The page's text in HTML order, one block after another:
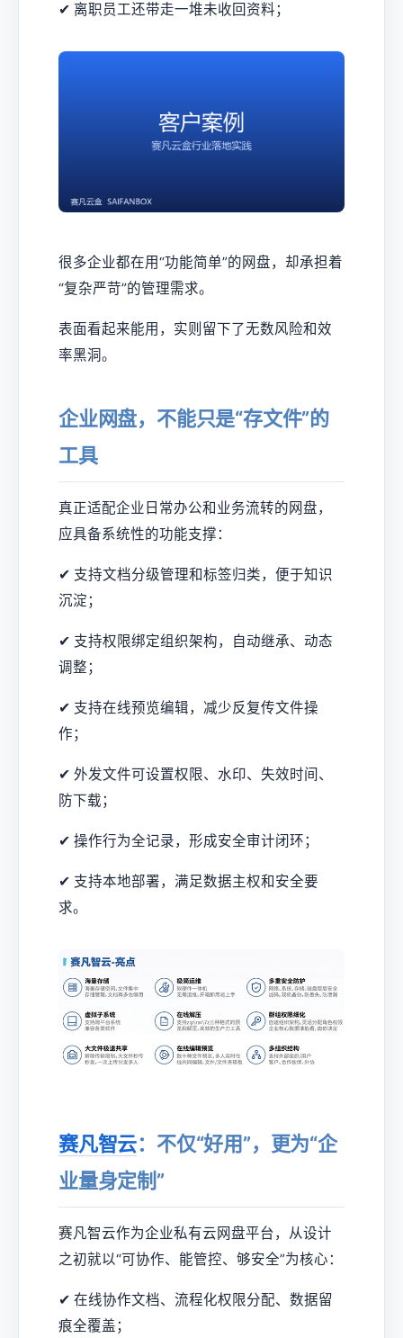
✔ 离职员工还带走一堆未收回资料；
很多企业都在用“功能简单”的网盘，却承担着
“复杂严苛”的管理需求。
表面看起来能用，实则留下了无数风险和效
率黑洞。
企业网盘，不能只是“存文件”的
工具
真正适配企业日常办公和业务流转的网盘，
应具备系统性的功能支撑：
✔ 支持文档分级管理和标签归类，便于知识
沉淀；
✔ 支持权限绑定组织架构，自动继承、动态
调整；
✔ 支持在线预览编辑，减少反复传文件操
作；
✔ 外发文件可设置权限、水印、失效时间、
防下载；
✔ 操作行为全记录，形成安全审计闭环；
✔ 支持本地部署，满足数据主权和安全要
求。
赛凡智云：不仅“好用”，更为“企
业量身定制”
赛凡智云作为企业私有云网盘平台，从设计
之初就以“可协作、能管控、够安全”为核心：
✔ 在线协作文档、流程化权限分配、数据留
痕全覆盖；